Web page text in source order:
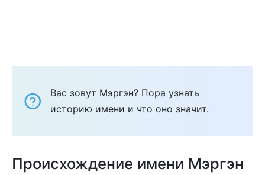
Вас зовут Мэргэн? Пора узнать
историю имени и что оно значит.
Происхождение имени Мэргэн